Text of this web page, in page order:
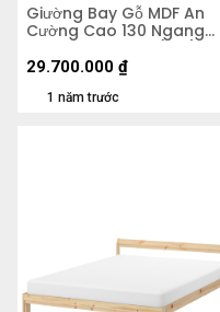
Giường Bay Gỗ MDF An
Cường Cao 130 Ngang
347.5 Rộng 211.5 (cm)
1 năm trước
29.700.000 ₫